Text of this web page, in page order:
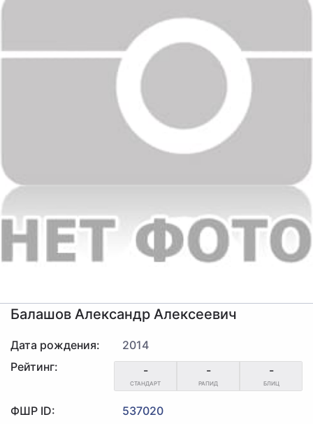
Балашов Александр Алексеевич
Дата рождения:
2014
Рейтинг:
-
СТАНДАРТ
-
РАПИД
-
БЛИЦ
ФШР ID:
537020